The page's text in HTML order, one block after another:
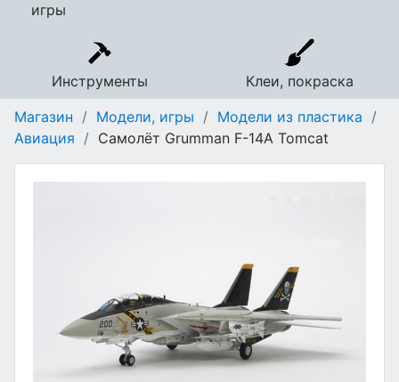
игры
Инструменты
Клеи, покраска
Магазин / Модели, игры / Модели из пластика /
Авиация / Самолёт Grumman F-14A Tomcat